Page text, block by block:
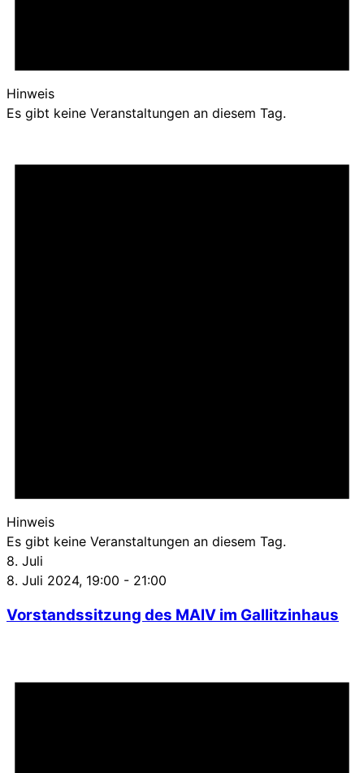
Hinweis
Es gibt keine Veranstaltungen an diesem Tag.
Hinweis
Es gibt keine Veranstaltungen an diesem Tag.
8. Juli
8. Juli 2024, 19:00 - 21:00
Vorstandssitzung des MAIV im Gallitzinhaus